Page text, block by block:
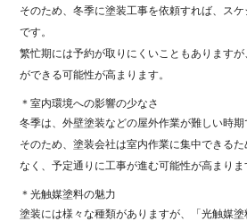
そのため、冬季に塗装工事を依頼すれば、ス
です。
繁忙期には予約が取りにくいこともあります
ができる可能性が高まります。
＊室内環境への影響の少なさ
冬季は、外壁塗装などの屋外作業が難しい時期
そのため、塗装会社は室内作業に集中できる
なく、予定通りに工事が進む可能性が高まりま
＊光触媒塗料の魅力
塗装には様々な種類がありますが、「光触媒